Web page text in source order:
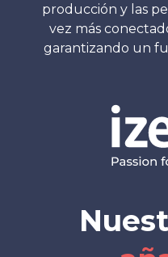
producción y las
vez más
garantizando un